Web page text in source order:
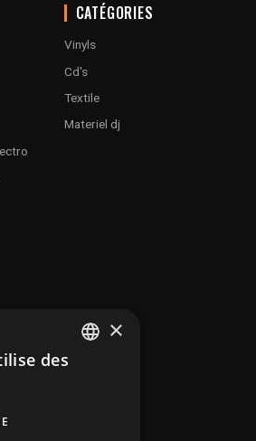
CATÉGORIES
Vinyls
Cd's
Textile
Materiel dj
×
des